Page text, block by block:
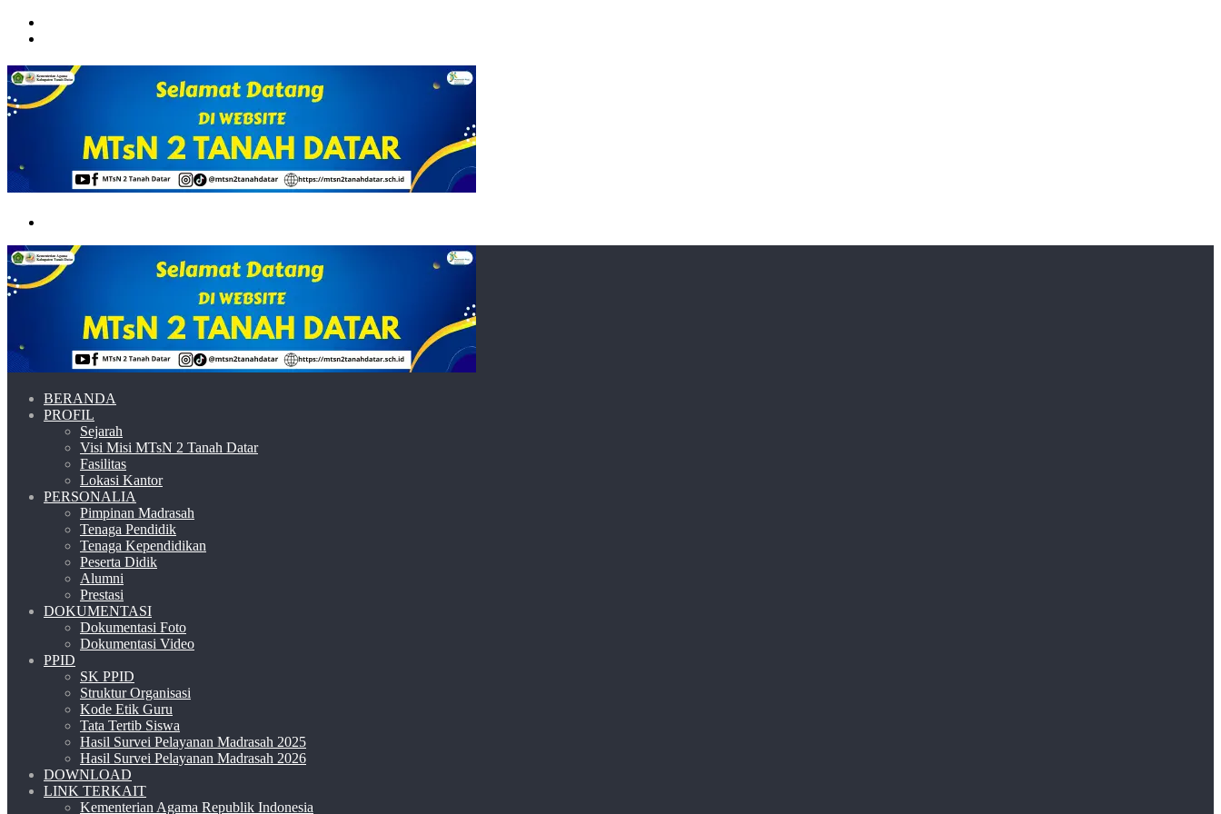
BERANDA
PROFIL
Sejarah
Visi Misi MTsN 2 Tanah Datar
Fasilitas
Lokasi Kantor
PERSONALIA
Pimpinan Madrasah
Tenaga Pendidik
Tenaga Kependidikan
Peserta Didik
Alumni
Prestasi
DOKUMENTASI
Dokumentasi Foto
Dokumentasi Video
PPID
SK PPID
Struktur Organisasi
Kode Etik Guru
Tata Tertib Siswa
Hasil Survei Pelayanan Madrasah 2025
Hasil Survei Pelayanan Madrasah 2026
DOWNLOAD
LINK TERKAIT
Kementerian Agama Republik Indonesia